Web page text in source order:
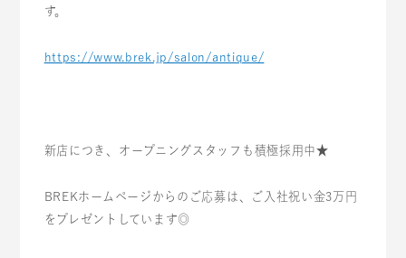
す。
https://www.brek.jp/salon/antique/
新店につき、オープニングスタッフも積極採用中★
BREKホームページからのご応募は、ご入社祝い金3万円
をプレゼントしています◎